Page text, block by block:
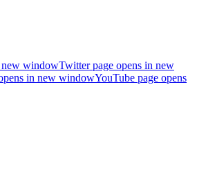
new windowTwitter page opens in new
in new windowYouTube page opens